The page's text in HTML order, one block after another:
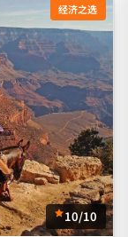
经济之选
10/10